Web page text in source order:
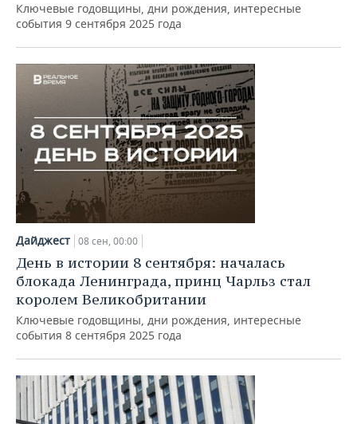
Ключевые годовщины, дни рождения, интересные
события 9 сентября 2025 года
Дайджест 08 сен, 00:00
День в истории 8 сентября: началась
блокада Ленинграда, принц Чарльз стал
королем Великобритании
Ключевые годовщины, дни рождения, интересные
события 8 сентября 2025 года